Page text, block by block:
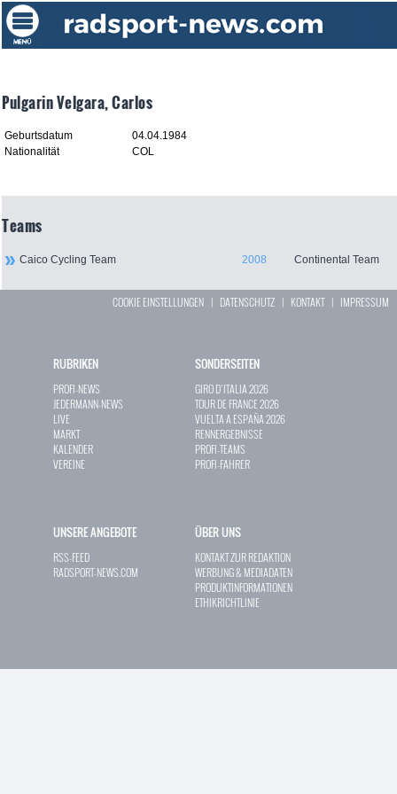
Pulgarin Velgara, Carlos
Geburtsdatum
04.04.1984
Nationalität
COL
Teams
Caico Cycling Team 2008 Continental Team
COOKIE EINSTELLUNGEN | DATENSCHUTZ | KONTAKT| IMPRESSUM
RUBRIKEN
PROFI-NEWS
JEDERMANN-NEWS
LIVE
MARKT
KALENDER
VEREINE
SONDERSEITEN
GIRO D`ITALIA 2026
TOUR DE FRANCE 2026
VUELTA A ESPAÑA 2026
RENNERGEBNISSE
PROFI-TEAMS
PROFI-FAHRER
UNSERE ANGEBOTE
RSS-FEED
RADSPORT-NEWS.COM
ÜBER UNS
KONTAKT ZUR REDAKTION
WERBUNG & MEDIADATEN
PRODUKTINFORMATIONEN
ETHIKRICHTLINIE